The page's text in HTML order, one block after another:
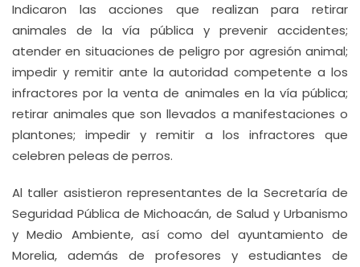
Indicaron las acciones que realizan para retirar
animales de la vía pública y prevenir accidentes;
atender en situaciones de peligro por agresión animal;
impedir y remitir ante la autoridad competente a los
infractores por la venta de animales en la vía pública;
retirar animales que son llevados a manifestaciones o
plantones; impedir y remitir a los infractores que
celebren peleas de perros.
Al taller asistieron representantes de la Secretaría de
Seguridad Pública de Michoacán, de Salud y Urbanismo
y Medio Ambiente, así como del ayuntamiento de
Morelia, además de profesores y estudiantes de